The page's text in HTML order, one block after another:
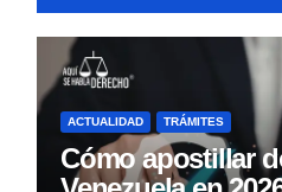
ACTUALIDAD TRÁMITES
Cómo apostillar